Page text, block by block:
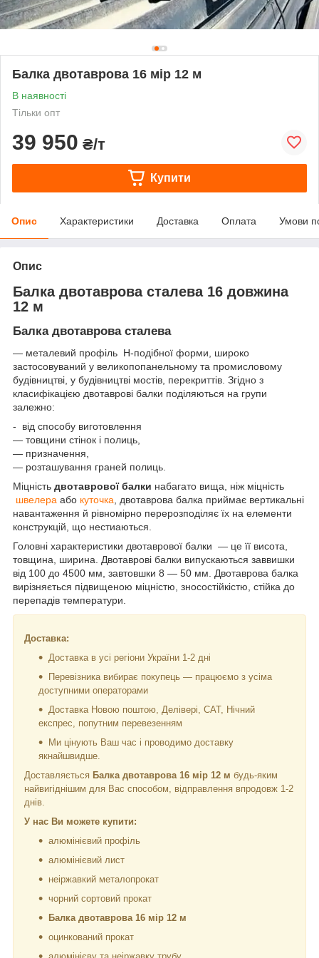
Балка двотаврова 16 мір 12 м
В наявності
Тільки опт
39 950 ₴/т
Купити
Опис Характеристики Доставка Оплата Умови
Опис
Балка двотаврова сталева 16 довжина
12 м
Балка двотаврова сталева
— металевий профіль Н-подібної форми, широко
застосовуваний у великопопанельному та промисловому
будівництві, у будівництві мостів, перекриттів. Згідно з
класифікацією двотаврові балки поділяються на групи
залежно:
- від способу виготовлення
― товщини стінок і полиць,
― призначення,
― розташування граней полиць.
Міцність двотаврової балки набагато вища, ніж міцність
швелера або куточка, двотаврова балка приймає вертикальні
навантаження й рівномірно перерозподіляє їх на елементи
конструкцій, що нестиаються.
Головні характеристики двотаврової балки — це її висота,
товщина, ширина. Двотаврові балки випускаються заввишки
від 100 до 4500 мм, завтовшки 8 — 50 мм. Двотаврова балка
вирізняється підвищеною міцністю, зносостійкістю, стійка до
перепадів температури.
Доставка:
Доставка в усі регіони України 1-2 дні
Перевізника вибирає покупець — працюємо з усіма
доступними операторами
Доставка Новою поштою, Делівері, САТ, Нічний
експрес, попутним перевезенням
Ми цінують Ваш час і проводимо доставку
якнайшвидше.
Доставляється Балка двотаврова 16 мір 12 м будь-яким
найвигіднішим для Вас способом, відправлення впродовж 1-2
днів.
У нас Ви можете купити:
алюмінієвий профіль
алюмінієвий лист
неіржавкий металопрокат
чорний сортовий прокат
Балка двотаврова 16 мір 12 м
оцинкований прокат